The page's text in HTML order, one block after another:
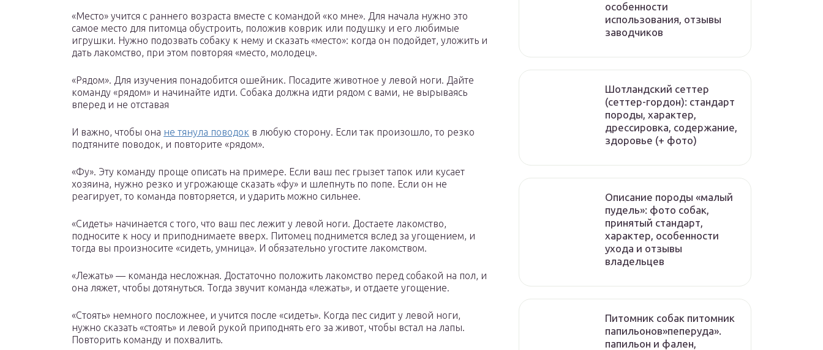
«Место» учится с раннего возраста вместе с командой «ко мне». Для начала нужно это
самое место для питомца обустроить, положив коврик или подушку и его любимые
игрушки. Нужно подозвать собаку к нему и сказать «место»: когда он подойдет, уложить и
дать лакомство, при этом повторяя «место, молодец».
«Рядом». Для изучения понадобится ошейник. Посадите животное у левой ноги. Дайте
команду «рядом» и начинайте идти. Собака должна идти рядом с вами, не вырываясь
вперед и не отставая
И важно, чтобы она не тянула поводок в любую сторону. Если так произошло, то резко
подтяните поводок, и повторите «рядом».
«Фу». Эту команду проще описать на примере. Если ваш пес грызет тапок или кусает
хозяина, нужно резко и угрожающе сказать «фу» и шлепнуть по попе. Если он не
реагирует, то команда повторяется, и ударить можно сильнее.
«Сидеть» начинается с того, что ваш пес лежит у левой ноги. Достаете лакомство,
подносите к носу и приподнимаете вверх. Питомец поднимется вслед за угощением, и
тогда вы произносите «сидеть, умница». И обязательно угостите лакомством.
«Лежать» — команда несложная. Достаточно положить лакомство перед собакой на пол, и
она ляжет, чтобы дотянуться. Тогда звучит команда «лежать», и отдаете угощение.
«Стоять» немного посложнее, и учится после «сидеть». Когда пес сидит у левой ноги,
нужно сказать «стоять» и левой рукой приподнять его за живот, чтобы встал на лапы.
Повторить команду и похвалить.
особенности
использования, отзывы
заводчиков
Шотландский сеттер
(сеттер-гордон): стандарт
породы, характер,
дрессировка, содержание,
здоровье (+ фото)
Описание породы «малый
пудель»: фото собак,
принятый стандарт,
характер, особенности
ухода и отзывы
владельцев
Питомник собак питомник
папильонов»пеперуда».
папильон и фален,